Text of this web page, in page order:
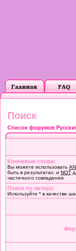
Поиск
Список форумов
Ключевые слова:
Вы можете использовать
быть в результатах, и NOT
частичного совпадения.
Поиск по автору:
Используйте * в качестве